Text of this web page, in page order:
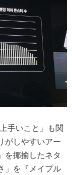
手いこと」も関
がしやすいアー
を揶揄したネタ
」を『メイプル